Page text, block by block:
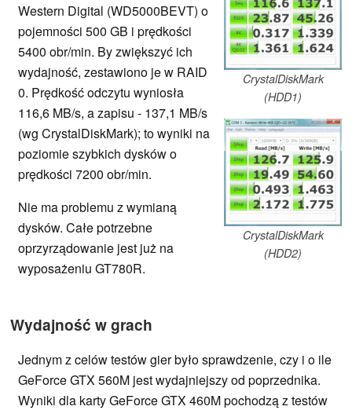
CrystalDiskMark
(HDD1)
CrystalDiskMark
(HDD2)
Western Digital (WD5000BEVT) o
pojemności 500 GB i prędkości
5400 obr/min. By zwiększyć ich
wydajność, zestawiono je w RAID
0. Prędkość odczytu wyniosła
116,6 MB/s, a zapisu - 137,1 MB/s
(wg CrystalDiskMark); to wyniki na
poziomie szybkich dysków o
prędkości 7200 obr/min.
Nie ma problemu z wymianą
dysków. Całe potrzebne
oprzyrządowanie jest już na
wyposażeniu GT780R.
Wydajność w grach
Jednym z celów testów gier było sprawdzenie, czy i o ile
GeForce GTX 560M jest wydajniejszy od poprzednika.
Wyniki dla karty GeForce GTX 460M pochodzą z testów